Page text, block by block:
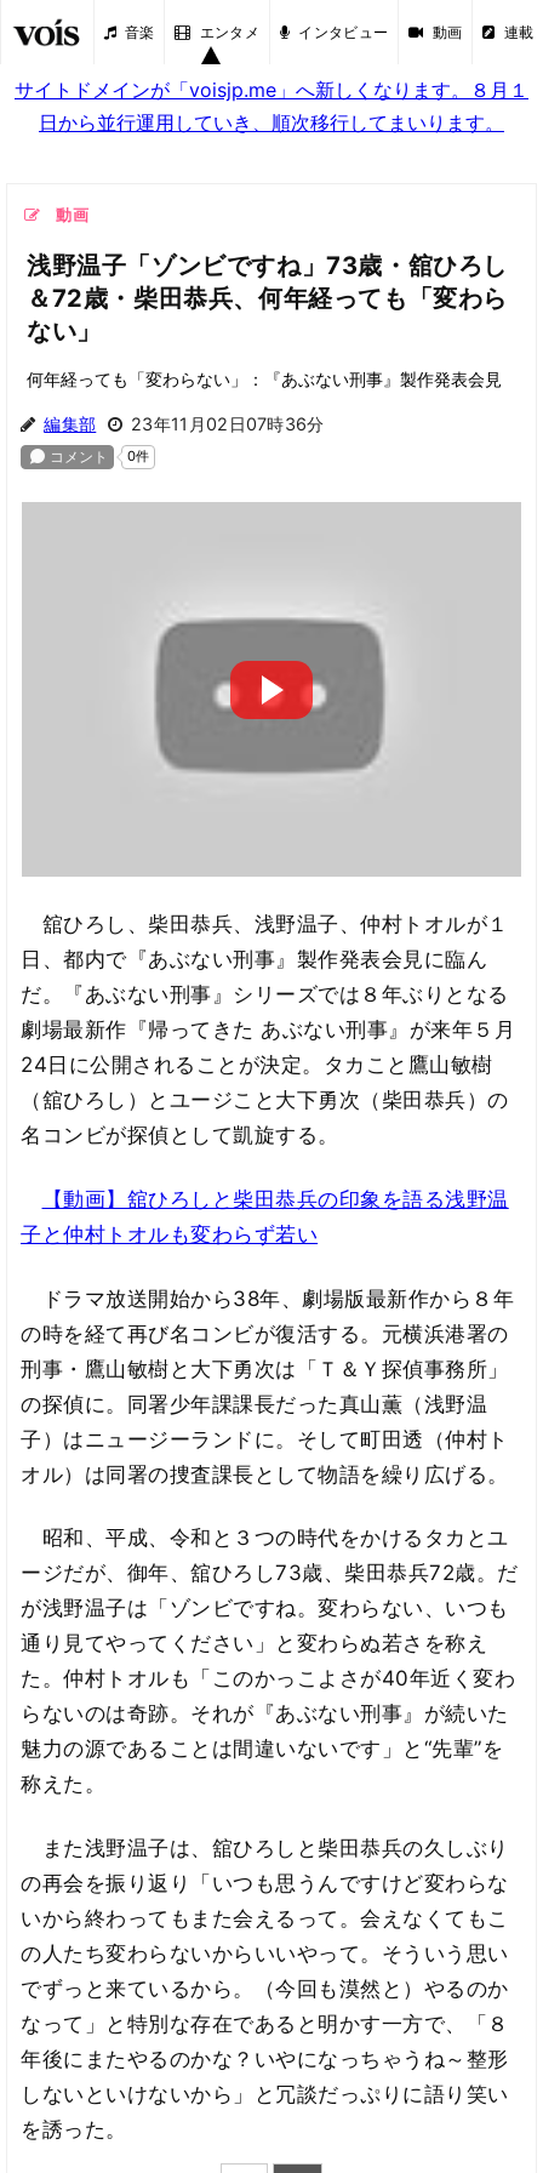
音楽 エンタメ インタビュー 動画 連載
サイトドメインが「voisjp.me」へ新しくなります。８月１
日から並行運用していき、順次移行してまいります。
動画
浅野温子「ゾンビですね」73歳・舘ひろし
＆72歳・柴田恭兵、何年経っても「変わら
ない」
何年経っても「変わらない」：『あぶない刑事』製作発表会見
編集部 23年11月02日07時36分
舘ひろし、柴田恭兵、浅野温子、仲村トオルが１
日、都内で『あぶない刑事』製作発表会見に臨ん
だ。『あぶない刑事』シリーズでは８年ぶりとなる
劇場最新作『帰ってきた あぶない刑事』が来年５月
24日に公開されることが決定。タカこと鷹山敏樹
（舘ひろし）とユージこと大下勇次（柴田恭兵）の
名コンビが探偵として凱旋する。
【動画】舘ひろしと柴田恭兵の印象を語る浅野温
子と仲村トオルも変わらず若い
ドラマ放送開始から38年、劇場版最新作から８年
の時を経て再び名コンビが復活する。元横浜港署の
刑事・鷹山敏樹と大下勇次は「Ｔ＆Ｙ探偵事務所」
の探偵に。同署少年課課長だった真山薫（浅野温
子）はニュージーランドに。そして町田透（仲村ト
オル）は同署の捜査課長として物語を繰り広げる。
昭和、平成、令和と３つの時代をかけるタカとユ
ージだが、御年、舘ひろし73歳、柴田恭兵72歳。だ
が浅野温子は「ゾンビですね。変わらない、いつも
通り見てやってください」と変わらぬ若さを称え
た。仲村トオルも「このかっこよさが40年近く変わ
らないのは奇跡。それが『あぶない刑事』が続いた
魅力の源であることは間違いないです」と“先輩”を
称えた。
また浅野温子は、舘ひろしと柴田恭兵の久しぶり
の再会を振り返り「いつも思うんですけど変わらな
いから終わってもまた会えるって。会えなくてもこ
の人たち変わらないからいいやって。そういう思い
でずっと来ているから。（今回も漠然と）やるのか
なって」と特別な存在であると明かす一方で、「８
年後にまたやるのかな？いやになっちゃうね～整形
しないといけないから」と冗談だっぷりに語り笑い
を誘った。